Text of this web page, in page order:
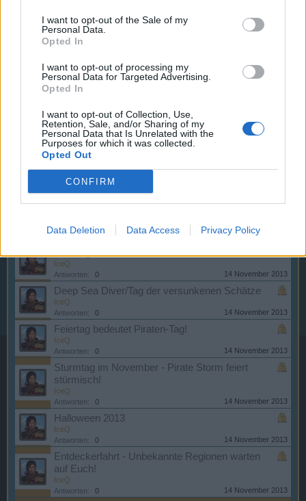
I want to opt-out of the Sale of my
Personal Data.
Opted In
I want to opt-out of processing my
Personal Data for Targeted Advertising.
Opted In
I want to opt-out of Collection, Use,
Retention, Sale, and/or Sharing of my
Personal Data that Is Unrelated with the
Purposes for which it was collected.
Opted Out
CONFIRM
Data Deletion Data Access Privacy Policy
Deep Sea Diver/Tag der versunkenen Schätze
IceQ
Antworten:
IceQ
Antworten:
3
IceQ
Antworten:
0 14 November 2013
Testserver geöffnet
IceQ
Antworten:
Erfahrung satt am XP-Doppler-Tag!
IceQ
Antworten:
0 14 November 2013
IceQ
Antworten:
0 14 November 2013
Deep Sea Diver/Tag der versunkenen Schätze
IceQ
Antworten:
0 14 November 2013
Feiertag bedeutet Piraten-Tag!
IceQ
Antworten:
0 14 November 2013
Sturmtag im November - Pirate Storm feiert
stürmisch!
IceQ
Antworten:
0 14 November 2013
Halloween 2013
IceQ
Antworten:
0 14 November 2013
Entdeckerfahrt - Unbekannte Regionen warten
auf Euch!
IceQ
Antworten:
0 14 November 2013